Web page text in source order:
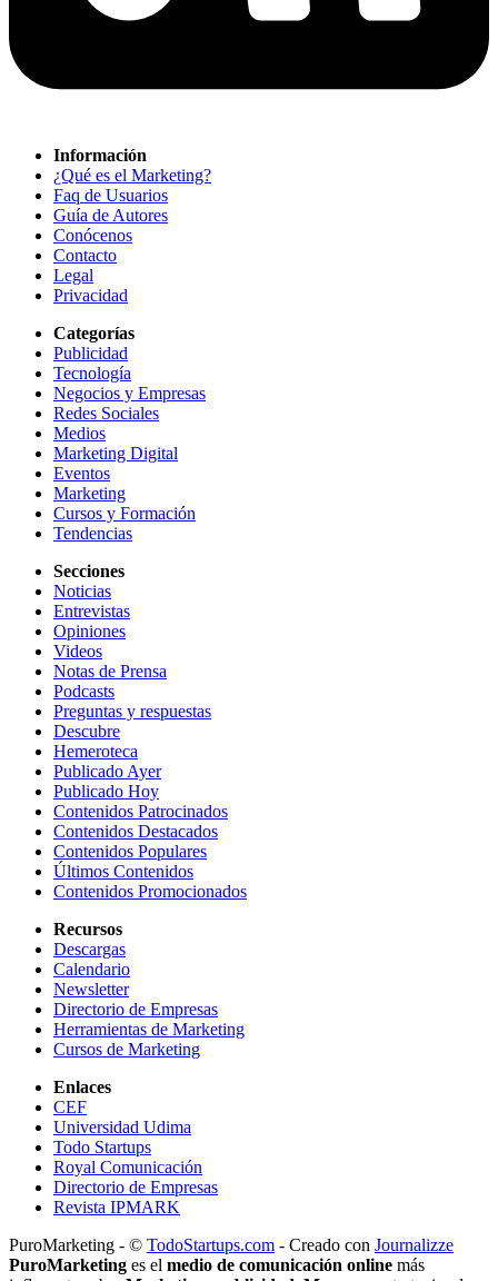
Información
¿Qué es el Marketing?
Faq de Usuarios
Guía de Autores
Conócenos
Contacto
Legal
Privacidad
Categorías
Publicidad
Tecnología
Negocios y Empresas
Redes Sociales
Medios
Marketing Digital
Eventos
Marketing
Cursos y Formación
Tendencias
Secciones
Noticias
Entrevistas
Opiniones
Videos
Notas de Prensa
Podcasts
Preguntas y respuestas
Descubre
Hemeroteca
Publicado Ayer
Publicado Hoy
Contenidos Patrocinados
Contenidos Destacados
Contenidos Populares
Últimos Contenidos
Contenidos Promocionados
Recursos
Descargas
Calendario
Newsletter
Directorio de Empresas
Herramientas de Marketing
Cursos de Marketing
Enlaces
CEF
Universidad Udima
Todo Startups
Royal Comunicación
Directorio de Empresas
Revista IPMARK
PuroMarketing - © TodoStartups.com - Creado con Journalizze
PuroMarketing es el medio de comunicación online más